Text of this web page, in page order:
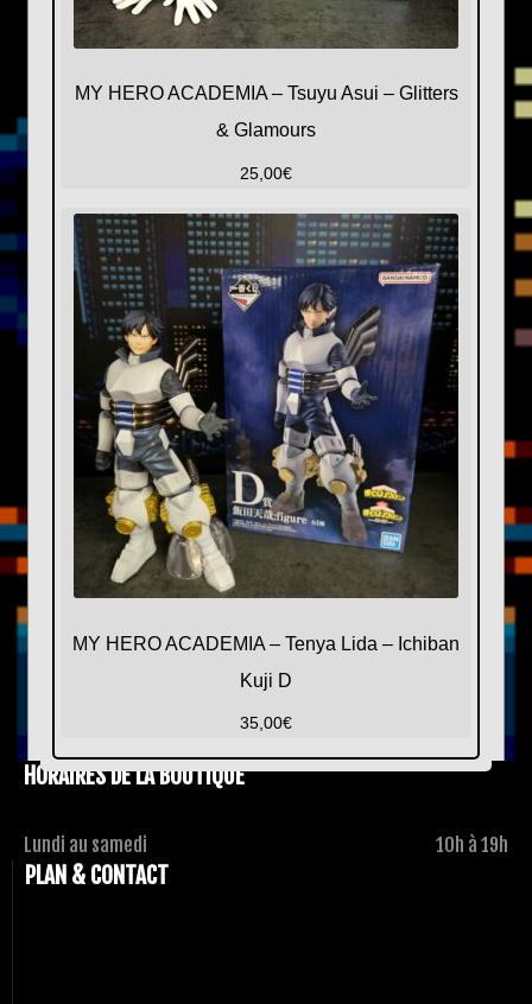
MY HERO ACADEMIA – Tsuyu Asui – Glitters
& Glamours
25,00€
MY HERO ACADEMIA – Tenya Lida – Ichiban
Kuji D
35,00€
HORAIRES DE LA BOUTIQUE
Lundi au samedi 10h à 19h
PLAN & CONTACT